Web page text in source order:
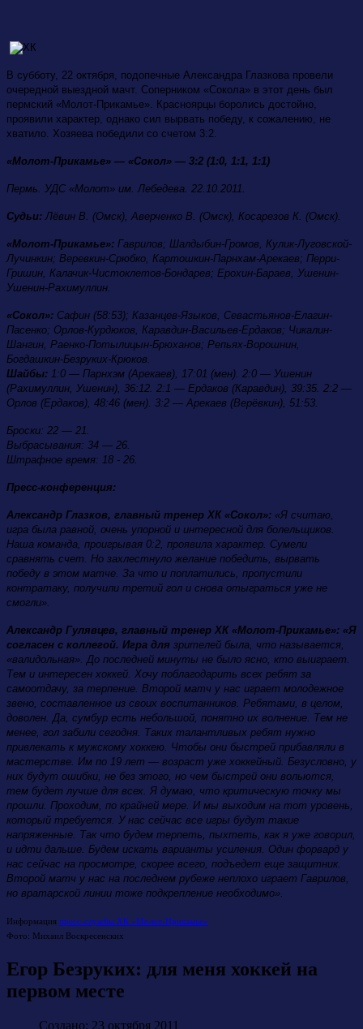
В субботу, 22 октября, подопечные Александра Глазкова провели
очередной выездной мачт. Соперником «Сокола» в этот день был
пермский «Молот-Прикамье». Красноярцы боролись достойно,
проявили характер, однако сил вырвать победу, к сожалению, не
хватило. Хозяева победили со счетом 3:2.
«Молот-Прикамье» — «Сокол» — 3:2 (1:0, 1:1, 1:1)
Пермь. УДС «Молот» им. Лебедева. 22.10.2011.
Судьи:Лёвин В. (Омск), Аверченко В. (Омск), Косарезов К. (Омск).
«Молот-Прикамье»: Гаврилов; Шалдыбин-Громов, Кулик-Луговской-
Лучинкин; Веревкин-Срюбко, Картошкин-Парнхам-Арекаев; Перри-
Гришин, Калачик-Чистоклетов-Бондарев; Ерохин-Бараев, Ушенин-
Ушенин-Рахимуллин.
«Сокол»: Сафин (58:53); Казанцев-Языков, Севастьянов-Елагин-
Пасенко; Орлов-Курдюков, Каравдин-Васильев-Ердаков; Чикалин-
Шангин, Раенко-Потылицын-Брюханов; Репьях-Ворошнин,
Богдашкин-Безруких-Крюков.
Шайбы: 1:0 — Парнхэм (Арекаев), 17:01 (мен). 2:0 — Ушенин
(Рахимуллин, Ушенин), 36:12. 2:1 — Ердаков (Каравдин), 39:35. 2:2 —
Орлов (Ердаков), 48:46 (мен). 3:2 — Арекаев (Верёвкин), 51:53.
Броски: 22 — 21.
Выбрасывания: 34 — 26.
Штрафное время: 18 - 26.
Пресс-конференция:
Александр Глазков, главный тренер ХК «Сокол»: «Я считаю,
игра была равной, очень упорной и интересной для болельщиков.
Наша команда, проигрывая 0:2, проявила характер. Сумели
сравнять счет. Но захлестнуло желание победить, вырвать
победу в этом матче. За что и поплатились, пропустили
контратаку, получили третий гол и снова отыграться уже не
смогли».
Александр Гулявцев, главный тренер ХК «Молот-Прикамье»: «Я
согласен с коллегой. Игра для зрителей была, что называется,
«валидольная». До последней минуты не было ясно, кто выиграет.
Тем и интересен хоккей. Хочу поблагодарить всех ребят за
самоотдачу, за терпение. Второй матч у нас играет молодежное
звено, составленное из своих воспитанников. Ребятами, в целом,
доволен. Да, сумбур есть небольшой, понятно их волнение. Тем не
менее, гол забили сегодня. Таких талантливых ребят нужно
привлекать к мужскому хоккею. Чтобы они быстрей прибавляли в
мастерстве. Им по 19 лет — возраст уже хоккейный. Безусловно, у
них будут ошибки, не без этого, но чем быстрей они вольются,
тем будет лучше для всех. Я думаю, что критическую точку мы
прошли. Проходим, по крайней мере. И мы выходим на тот уровень,
который требуется. У нас сейчас все игры будут такие
напряженные. Так что будем терпеть, пыхтеть, как я уже говорил,
и идти дальше. Будем искать варианты усиления. Один форвард у
нас сейчас на просмотре, скорее всего, подъедет еще защитник.
Второй матч у нас на последнем рубеже неплохо играет Гаврилов,
но вратарской линии тоже подкрепление необходимо».
Информация пресс-службы ХК «Молот-Прикамье»
Фото: Михаил Воскресенских
Егор Безруких: для меня хоккей на
первом месте
Создано: 23 октября 2011